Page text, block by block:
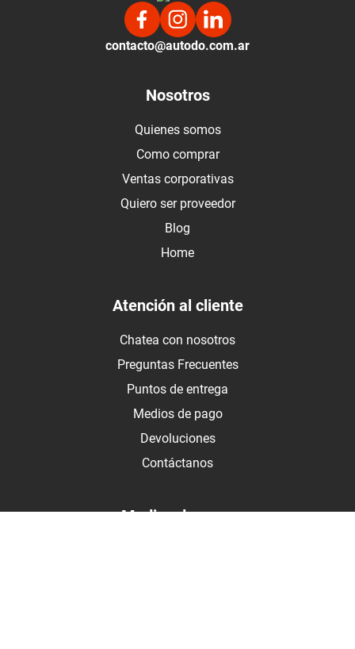
contacto@autodo.com.ar
Nosotros
Quienes somos
Como comprar
Ventas corporativas
Quiero ser proveedor
Blog
Home
Atención al cliente
Chatea con nosotros
Preguntas Frecuentes
Puntos de entrega
Medios de pago
Devoluciones
Contáctanos
Medios de pago